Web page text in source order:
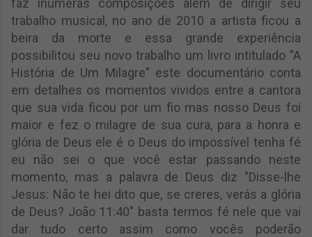
faz inúmeras composições além de dirigir seu
trabalho musical, no ano de 2010 a artista ficou a
beira da morte e essa grande experiência
possibilitou seu novo trabalho um livro intitulado "A
História de Um Milagre" este documentário conta
em detalhes os momentos vividos entre a cantora
que sua vida ficou por um fio mas nosso Deus foi
maior e fez o milagre de sua cura, para a honra e
glória de Deus ele é o Deus do impossível tenha fé
eu não sei o que você estar passando neste
momento, mas a palavra de Deus diz "Disse-lhe
Jesus: Não te hei dito que, se creres, verás a glória
de Deus? João 11:40" basta termos fé nele que vai
dar tudo certo assim como vocês poderão